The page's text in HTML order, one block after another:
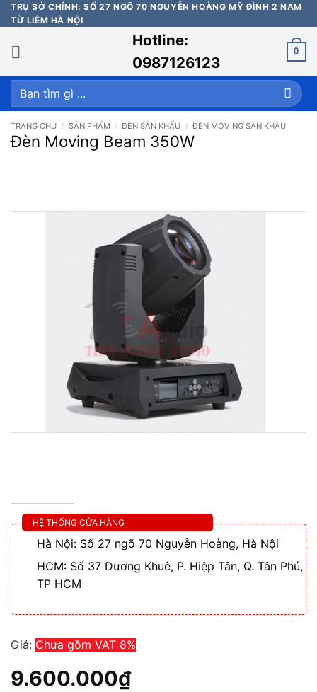
Bỏ
qua
nội
dung
TRỤ SỞ CHÍNH: SỐ 27 NGÕ 70 NGUYỄN HOÀNG MỸ ĐÌNH 2 NAM
TỪ LIÊM HÀ NỘI
Hotline:
0987126123
0
Tìm
kiếm:
TRANG CHỦ / SẢN PHẨM / ĐÈN SÂN KHẤU / ĐÈN MOVING SÂN KHẤU
Đèn Moving Beam 350W
HỆ THỐNG CỬA HÀNG
Hà Nội: Số 27 ngõ 70 Nguyễn Hoàng, Hà Nội
HCM: Số 37 Dương Khuê, P. Hiệp Tân, Q. Tân Phú,
TP HCM
Giá: Chưa gồm VAT 8%
9.600.000₫